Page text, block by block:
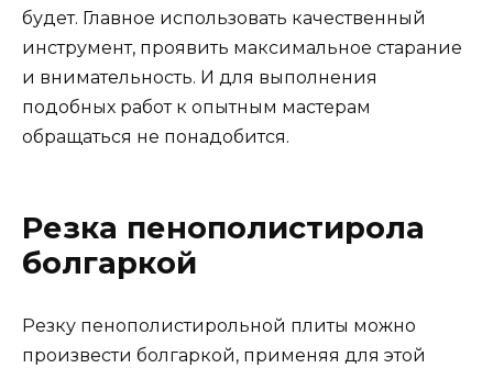
будет. Главное использовать качественный
инструмент, проявить максимальное старание
и внимательность. И для выполнения
подобных работ к опытным мастерам
обращаться не понадобится.
Резка пенополистирола
болгаркой
Резку пенополистирольной плиты можно
произвести болгаркой, применяя для этой